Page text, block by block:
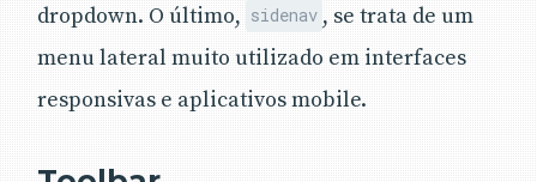
dropdown. O último, sidenav , se trata de um
menu lateral muito utilizado em interfaces
responsivas e aplicativos mobile.